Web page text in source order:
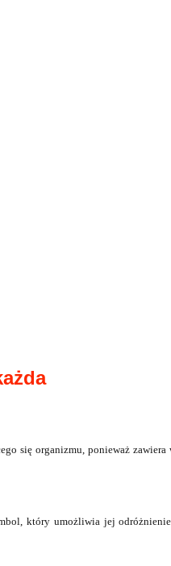
się organizmu, ponieważ zawiera
który umożliwia jej